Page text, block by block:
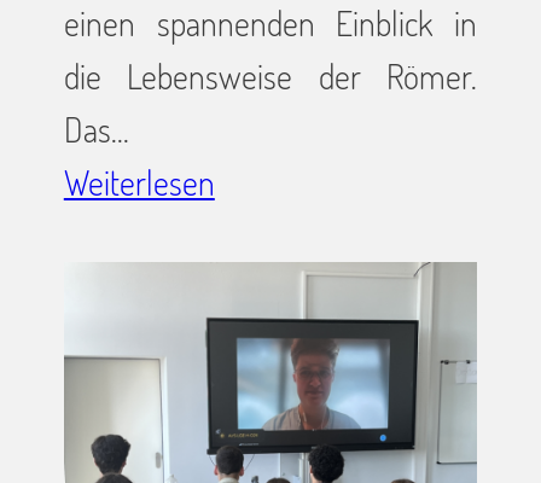
einen spannenden Einblick in
die Lebensweise der Römer.
Das…
Weiterlesen